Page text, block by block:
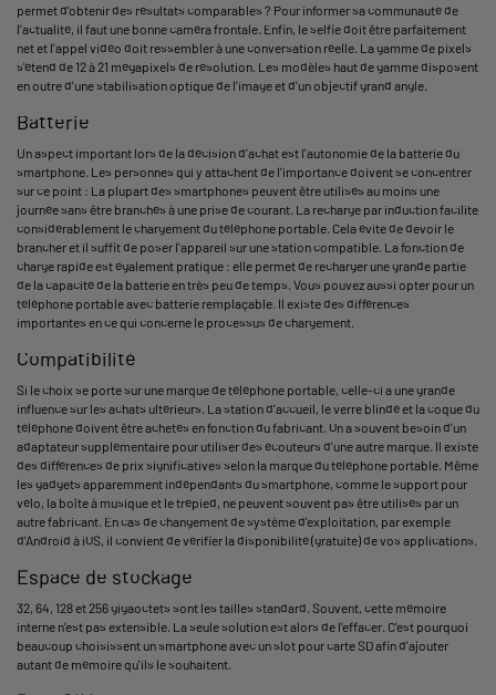
permet d'obtenir des résultats comparables ? Pour informer sa communauté de
l'actualité, il faut une bonne caméra frontale. Enfin, le selfie doit être parfaitement
net et l'appel vidéo doit ressembler à une conversation réelle. La gamme de pixels
s'étend de 12 à 21 mégapixels de résolution. Les modèles haut de gamme disposent
en outre d'une stabilisation optique de l'image et d'un objectif grand angle.
Batterie
Un aspect important lors de la décision d'achat est l'autonomie de la batterie du
smartphone. Les personnes qui y attachent de l'importance doivent se concentrer
sur ce point : La plupart des smartphones peuvent être utilisés au moins une
journée sans être branchés à une prise de courant. La recharge par induction facilite
considérablement le chargement du téléphone portable. Cela évite de devoir le
brancher et il suffit de poser l'appareil sur une station compatible. La fonction de
charge rapide est également pratique : elle permet de recharger une grande partie
de la capacité de la batterie en très peu de temps. Vous pouvez aussi opter pour un
téléphone portable avec batterie remplaçable. Il existe des différences
importantes en ce qui concerne le processus de chargement.
Compatibilité
Si le choix se porte sur une marque de téléphone portable, celle-ci a une grande
influence sur les achats ultérieurs. La station d'accueil, le verre blindé et la coque du
téléphone doivent être achetés en fonction du fabricant. On a souvent besoin d'un
adaptateur supplémentaire pour utiliser des écouteurs d'une autre marque. Il existe
des différences de prix significatives selon la marque du téléphone portable. Même
les gadgets apparemment indépendants du smartphone, comme le support pour
vélo, la boîte à musique et le trépied, ne peuvent souvent pas être utilisés par un
autre fabricant. En cas de changement de système d'exploitation, par exemple
d'Android à iOS, il convient de vérifier la disponibilité (gratuite) de vos applications.
Espace de stockage
32, 64, 128 et 256 gigaoctets sont les tailles standard. Souvent, cette mémoire
interne n'est pas extensible. La seule solution est alors de l'effacer. C'est pourquoi
beaucoup choisissent un smartphone avec un slot pour carte SD afin d'ajouter
autant de mémoire qu'ils le souhaitent.